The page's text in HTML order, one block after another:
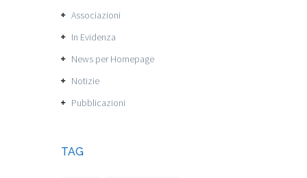
Associazioni
In Evidenza
News per Homepage
Notizie
Pubblicazioni
TAG